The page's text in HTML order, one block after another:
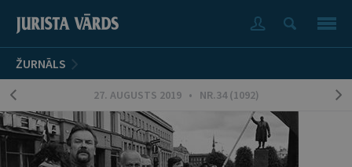
ŽURNĀLS
27. AUGUSTS 2019 • NR.34 (1092)